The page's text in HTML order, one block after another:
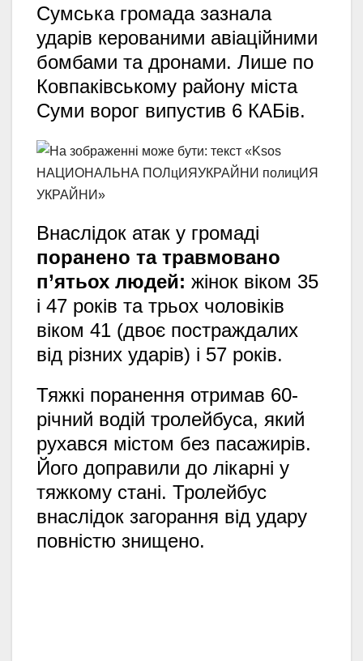
Сумська громада зазнала
ударів керованими авіаційними
бомбами та дронами. Лише по
Ковпаківському району міста
Суми ворог випустив 6 КАБів.
Внаслідок атак у громаді
поранено та травмовано
п’ятьох людей: жінок віком 35
і 47 років та трьох чоловіків
віком 41 (двоє постраждалих
від різних ударів) і 57 років.
Тяжкі поранення отримав 60-
річний водій тролейбуса, який
рухався містом без пасажирів.
Його доправили до лікарні у
тяжкому стані. Тролейбус
внаслідок загорання від удару
повністю знищено.